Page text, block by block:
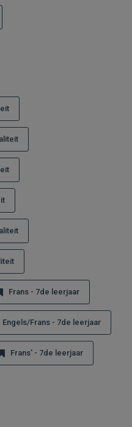
Frans - 7de leerjaar
Engels/Frans - 7de leerjaar
Frans' - 7de leerjaar